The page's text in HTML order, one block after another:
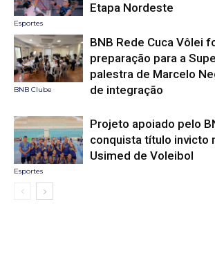
Esportes
Etapa Nordeste
BNB Clube
BNB Rede Cuca Vôlei
preparação para a
palestra de Marcelo
de integração
Esportes
Projeto apoiado pelo
conquista título invicto
Usimed de Voleibol